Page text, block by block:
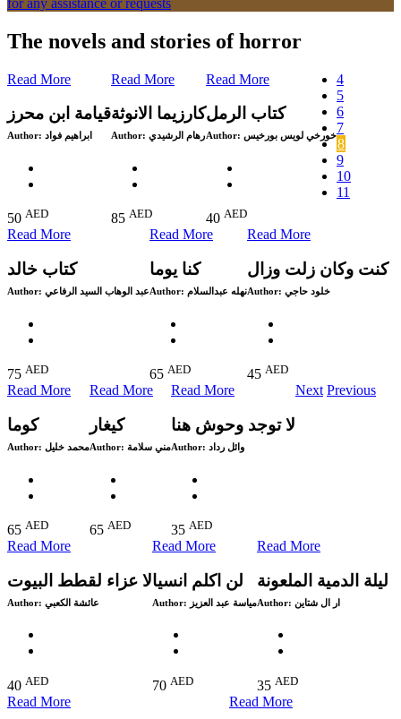
The novels and stories of horror
Read More
قيامة ابن محرز
Author: ابراهيم فواد
50 AED
Read More
كارزيما الانوثة
Author: رهام الرشيدي
85 AED
Read More
كتاب الرمل
Author: خورخي لويس بورخيس
40 AED
Read More
كتاب خالد
Author: عبد الوهاب السيد الرفاعي
75 AED
Read More
كنا يوما
Author: نهله عبدالسلام
65 AED
Read More
كنت وكان زلت وزال
Author: خلود حاجي
45 AED
Read More
كوما
Author: محمد خليل
65 AED
Read More
كيغار
Author: مني سلامة
65 AED
Read More
لا توجد وحوش هنا
Author: وائل رداد
35 AED
Read More
لا عزاء لقطط البيوت
Author: عائشة الكعبي
40 AED
Read More
لن اكلم انسيا
Author: مياسة عبد العزيز
70 AED
Read More
ليلة الدمية الملعونة
Author: ار ال شتاين
35 AED
Read More Read More
4
5
6
7
8
9
10
11
Next Previous